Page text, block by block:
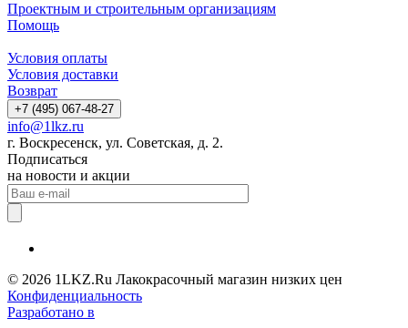
Проектным и строительным организациям
Помощь
Условия оплаты
Условия доставки
Возврат
+7 (495) 067-48-27
info@1lkz.ru
г. Воскресенск, ул. Советская, д. 2.
Подписаться
на новости и акции
© 2026 1LKZ.Ru Лакокрасочный магазин низких цен
Конфиденциальность
Разработано в